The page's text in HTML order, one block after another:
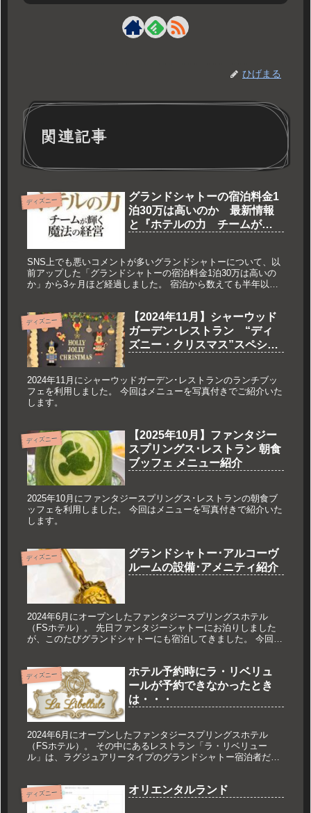
ひげまる
関連記事
ディズニー
グランドシャトーの宿泊料金1
泊30万は高いのか 最新情報
と『ホテルの力 チームが輝
SNS上でも悪いコメントが多いグランドシャトーについて、以
前アップした「グランドシャトーの宿泊料金1泊30万は高いの
か」から3ヶ月ほど経過しました。 宿泊から数えても半年以上
ディズニー
【2024年11月】シャーウッド
ガーデン･レストラン “ディ
ズニー・クリスマス”スペシャ
2024年11月にシャーウッドガーデン･レストランのランチブッ
フェを利用しました。 今回はメニューを写真付きでご紹介いた
します。
ディズニー
【2025年10月】ファンタジー
スプリングス･レストラン 朝食
ブッフェ メニュー紹介
2025年10月にファンタジースプリングス･レストランの朝食ブ
ッフェを利用しました。 今回はメニューを写真付きで紹介いた
します。
ディズニー
グランドシャトー･アルコーヴ
ルームの設備･アメニティ紹介
2024年6月にオープンしたファンタジースプリングスホテル
（FSホテル）。 先日ファンタジーシャトーにお泊りしました
が、このたびグランドシャトーにも宿泊してきました。 今回は
いです。
ディズニー
ホテル予約時にラ・リベリュ
ールが予約できなかったとき
は・・・
2024年6月にオープンしたファンタジースプリングスホテル
（FSホテル）。 その中にあるレストラン「ラ・リベリュー
ル」は、ラグジュアリータイプのグランドシャトー宿泊者だけ
お伝えします。
ディズニー オリエンタルランド